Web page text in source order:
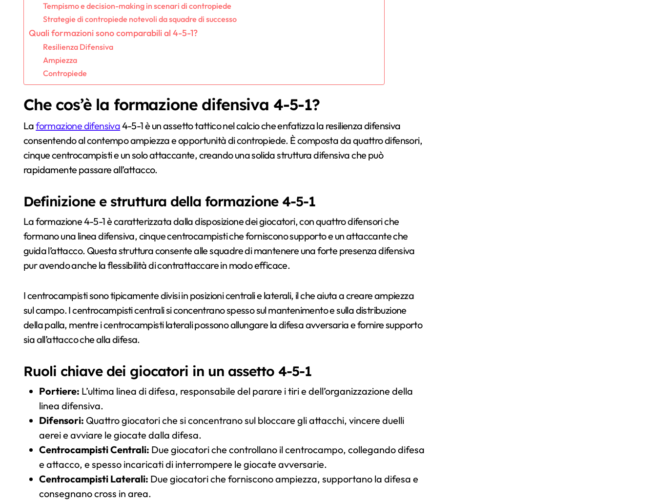
Tempismo e decision-making in scenari di contropiede
Strategie di contropiede notevoli da squadre di successo
Quali formazioni sono comparabili al 4-5-1?
Resilienza Difensiva
Ampiezza
Contropiede
Che cos’è la formazione difensiva 4-5-1?
Laformazione difensiva4-5-1 è un assetto tattico nel calcio che enfatizza la resilienza difensiva
consentendo al contempo ampiezza e opportunità di contropiede. È composta da quattro difensori,
cinque centrocampisti e un solo attaccante, creando una solida struttura difensiva che può
rapidamente passare all’attacco.
Definizione e struttura della formazione 4-5-1
La formazione 4-5-1 è caratterizzata dalla disposizione dei giocatori, con quattro difensori che
formano una linea difensiva, cinque centrocampisti che forniscono supporto e un attaccante che
guida l’attacco. Questa struttura consente alle squadre di mantenere una forte presenza difensiva
pur avendo anche la flessibilità di contrattaccare in modo efficace.
I centrocampisti sono tipicamente divisi in posizioni centrali e laterali, il che aiuta a creare ampiezza
sul campo. I centrocampisti centrali si concentrano spesso sul mantenimento e sulla distribuzione
della palla, mentre i centrocampisti laterali possono allungare la difesa avversaria e fornire supporto
sia all’attacco che alla difesa.
Ruoli chiave dei giocatori in un assetto 4-5-1
Portiere: L’ultima linea di difesa, responsabile del parare i tiri e dell’organizzazione della
linea difensiva.
Difensori: Quattro giocatori che si concentrano sul bloccare gli attacchi, vincere duelli
aerei e avviare le giocate dalla difesa.
Centrocampisti Centrali: Due giocatori che controllano il centrocampo, collegando difesa
e attacco, e spesso incaricati di interrompere le giocate avversarie.
Centrocampisti Laterali: Due giocatori che forniscono ampiezza, supportano la difesa e
consegnano cross in area.